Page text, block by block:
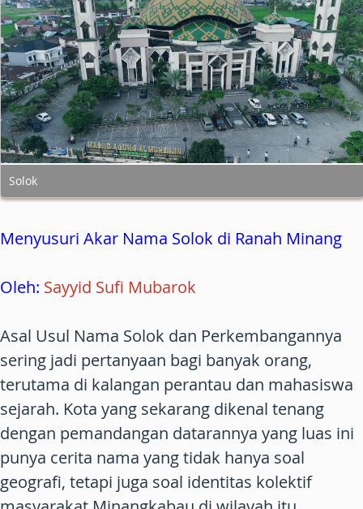
Solok
Menyusuri Akar Nama Solok di Ranah Minang
Oleh: Sayyid Sufi Mubarok
Asal Usul Nama Solok dan Perkembangannya
sering jadi pertanyaan bagi banyak orang,
terutama di kalangan perantau dan mahasiswa
sejarah. Kota yang sekarang dikenal tenang
dengan pemandangan datarannya yang luas ini
punya cerita nama yang tidak hanya soal
geografi, tetapi juga soal identitas kolektif